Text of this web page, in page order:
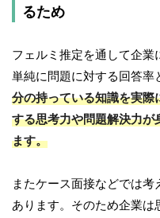
るため
フェルミ推定を通して企業
単純に問題に対する回答率
分の持っている知識を実
する思考力や問題解決力
ます。
またケース面接などでは
あります。そのため企業は